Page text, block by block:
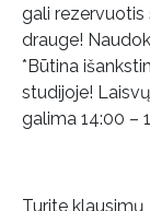
gali rezervuotis
drauge!
*Būtina
studijoje!
galima 14:00 –
Turite